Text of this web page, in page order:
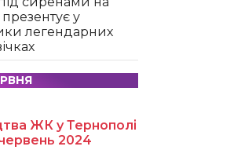
презентує у
легендарних
ЖК у Тернополі
2024